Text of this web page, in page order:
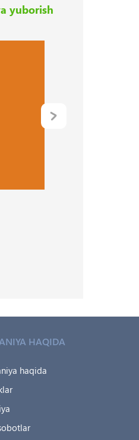
yuborish
HAQIDA
haqida